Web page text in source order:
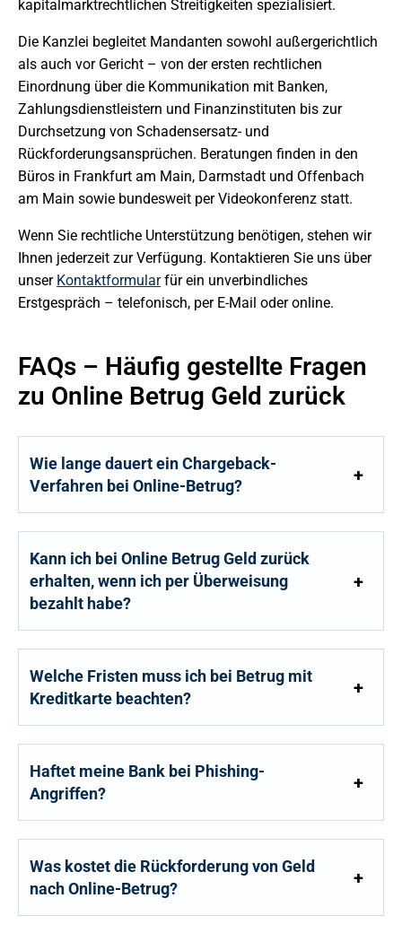
kapitalmarktrechtlichen Streitigkeiten spezialisiert.
Die Kanzlei begleitet Mandanten sowohl außergerichtlich
als auch vor Gericht – von der ersten rechtlichen
Einordnung über die Kommunikation mit Banken,
Zahlungsdienstleistern und Finanzinstituten bis zur
Durchsetzung von Schadensersatz- und
Rückforderungsansprüchen. Beratungen finden in den
Büros in Frankfurt am Main, Darmstadt und Offenbach
am Main sowie bundesweit per Videokonferenz statt.
Wenn Sie rechtliche Unterstützung benötigen, stehen wir
Ihnen jederzeit zur Verfügung. Kontaktieren Sie uns über
unser Kontaktformularfür ein unverbindliches
Erstgespräch – telefonisch, per E-Mail oder online.
FAQs – Häufig gestellte Fragen
zu Online Betrug Geld zurück
Wie lange dauert ein Chargeback-
Verfahren bei Online-Betrug?
Kann ich bei Online Betrug Geld zurück
erhalten, wenn ich per Überweisung
bezahlt habe?
Welche Fristen muss ich bei Betrug mit
Kreditkarte beachten?
Haftet meine Bank bei Phishing-
Angriffen?
Was kostet die Rückforderung von Geld
nach Online-Betrug?